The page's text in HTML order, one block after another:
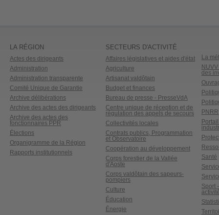
LA RÉGION
Actes des dirigeants
Administration
Administration transparente
Comité Unique de Garantie
Archive délibérations
Archive des actes des dirigeants
Archive des actes des
fonctionnaires PPR
Élections
Organigramme de la Région
Rapports institutionnels
SECTEURS D'ACTIVITÉ
Affaires législatives et aides d'état
Agriculture
Artisanat valdôtain
Budget et finances
Bureau de presse - PresseVdA
Centre unique de réception et de
régulation des appels de secours
Collectivités locales
Contrats publics, Programmation
et Observatoire
Coopération au développement
Corps forestier de la Vallée
d'Aoste
Corps valdôtain des sapeurs-
pompiers
Culture
Éducation
Énergie
La
des
PNRR
Santé
Sport